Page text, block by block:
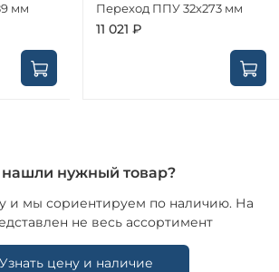
мм Переход ППУ 32х273 мм
11 021 ₽
нужный товар?
и мы сориентируем по наличию. На
не весь ассортимент
Узнать цену и наличие